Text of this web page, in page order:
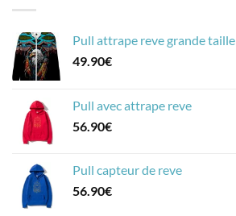
Pull attrape reve grande taille
49.90€
Pull avec attrape reve
56.90€
Pull capteur de reve
56.90€